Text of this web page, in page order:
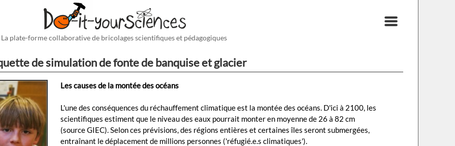
La plate-forme collaborative de bricolages scientifiques et pédagogiques
de simulation de fonte de banquise et glacier
Les causes de la montée des océans
L'une des conséquences du réchauffement climatique est la montée des océans. D'ici à 2100, les
scientifiques estiment que le niveau des eaux pourrait monter en moyenne de 26 à 82 cm
(source GIEC). Selon ces prévisions, des régions entières et certaines îles seront submergées,
entraînant le déplacement de millions personnes ('réfugié.e.s climatiques').